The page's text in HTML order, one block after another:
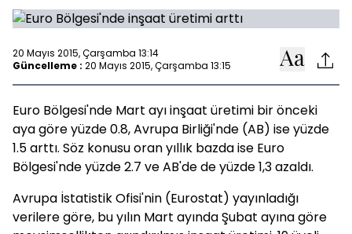
20 Mayıs 2015, Çarşamba 13:14
Güncelleme : 20 Mayıs 2015, Çarşamba 13:15
Euro Bölgesi'nde Mart ayı inşaat üretimi bir önceki
aya göre yüzde 0.8, Avrupa Birliği'nde (AB) ise yüzde
1.5 arttı. Söz konusu oran yıllık bazda ise Euro
Bölgesi'nde yüzde 2.7 ve AB'de de yüzde 1,3 azaldı.
Avrupa İstatistik Ofisi'nin (Eurostat) yayınladığı
verilere göre, bu yılın Mart ayında Şubat ayına göre